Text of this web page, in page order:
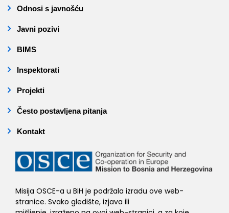
Odnosi s javnošću
Javni pozivi
BIMS
Inspektorati
Projekti
Često postavljena pitanja
Kontakt
Misija OSCE-a u BiH je podržala izradu ove web-
stranice. Svako gledište, izjava ili